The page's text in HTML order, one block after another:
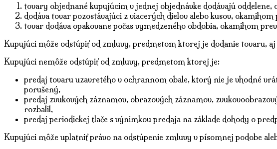
tovary objednané kupujúcim v jednej objednávke dodávajú
dodáva tovar pozostávajúci z viacerých dielov alebo kusov,
tovar dodáva opakovane počas vymedzeného obdobia, okamihom
Kupujúci môže odstúpiť od zmluvy, predmetom ktorej je dodanie tovaru,
Kupujúci nemôže odstúpiť od zmluvy, predmetom ktorej je:
predaj tovaru uzavretého v ochrannom obale, ktorý nie je vhodné
porušený,
predaj zvukových záznamov, obrazových záznamov,
rozbalil,
predaj periodickej tlače s výnimkou predaja na základe dohody o
Kupujúci môže uplatniť právo na odstúpenie zmluvy v písomnej podobe